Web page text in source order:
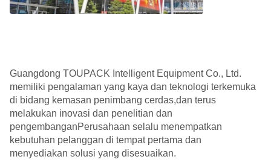
Guangdong TOUPACK Intelligent Equipment Co., Ltd.
memiliki pengalaman yang kaya dan teknologi terkemuka
di bidang kemasan penimbang cerdas,dan terus
melakukan inovasi dan penelitian dan
pengembanganPerusahaan selalu menempatkan
kebutuhan pelanggan di tempat pertama dan
menyediakan solusi yang disesuaikan.